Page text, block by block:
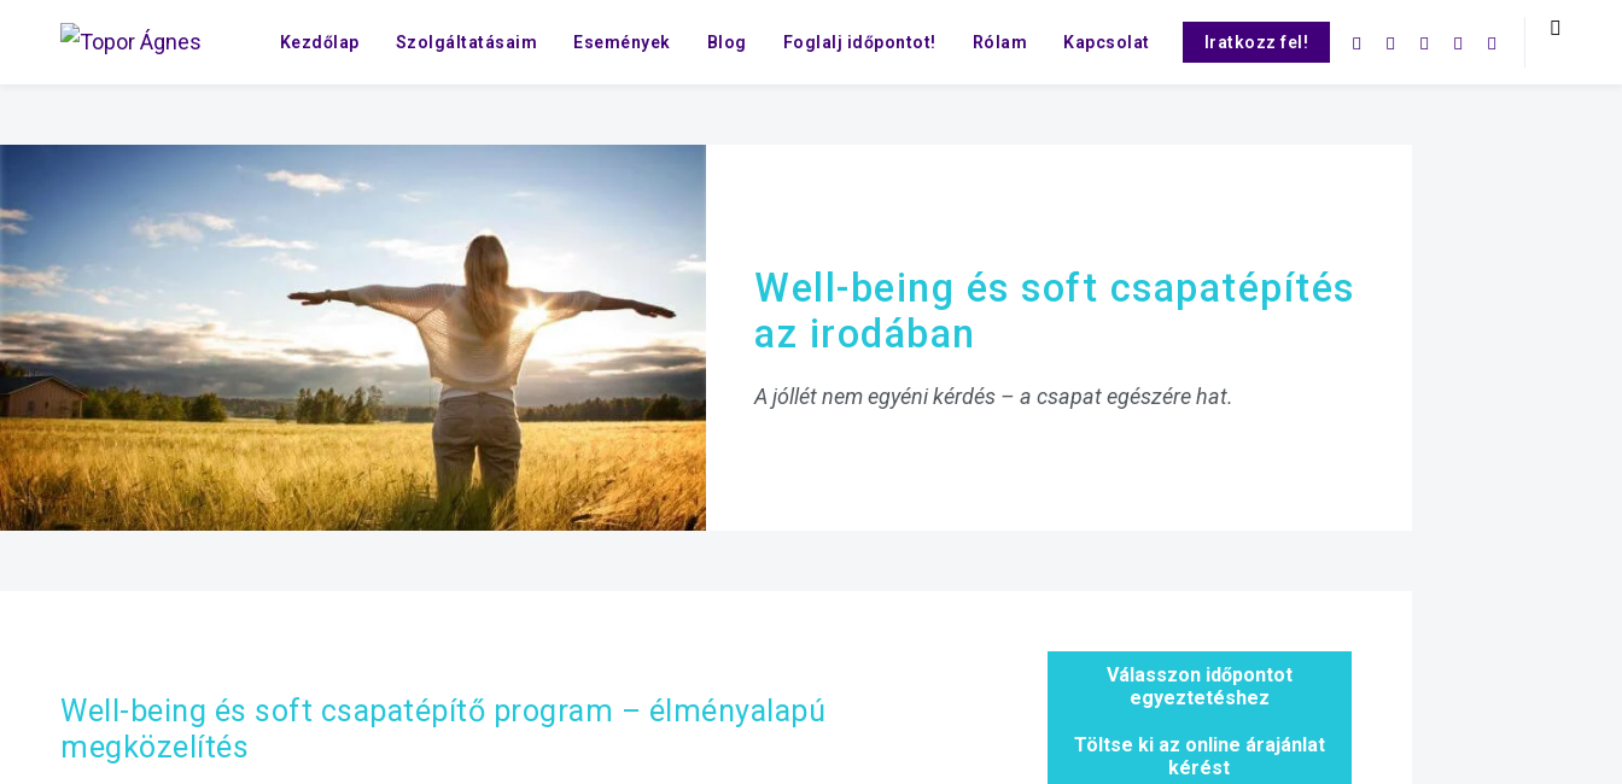
Kezdőlap Szolgáltatásaim Események Blog Foglalj időpontot! Rólam Kapcsolat Iratkozz fel!
Well-being és soft csapatépítés
az irodában
A jóllét nem egyéni kérdés – a csapat egészére hat.
Well-being és soft csapatépítő program – élményalapú
megközelítés
Válasszon időpontot
egyeztetéshez
Töltse ki az online árajánlat
kérést